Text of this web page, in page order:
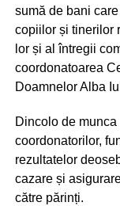
sumă de bani
copiilor și tinerilor
lor și al întregii
coordonatoarea
Doamnelor Alba
Dincolo de
coordonatorilor,
rezultatelor
cazare și
către părinți.